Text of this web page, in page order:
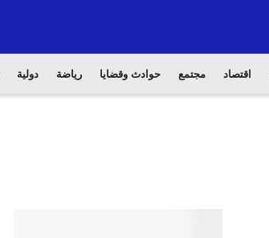
اقتصاد مجتمع حوادث وقضايا رياضة دولية